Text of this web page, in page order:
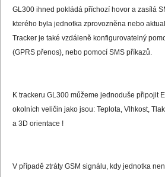
GL300 ihned pokládá příchozí hovor a zasílá
kterého byla jednotka zprovozněna nebo
Tracker je také vzdáleně konfigurovatelný
(GPRS přenos), nebo pomocí SMS příkazů.
K trackeru GL300 můžeme jednoduše připojit
okolních veličin jako jsou: Teplota, Vlhkost,
a 3D orientace !
V případě ztráty GSM signálu, kdy jednotka